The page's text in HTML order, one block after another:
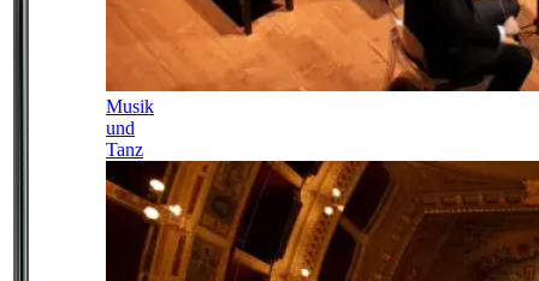
Musik
und
Tanz